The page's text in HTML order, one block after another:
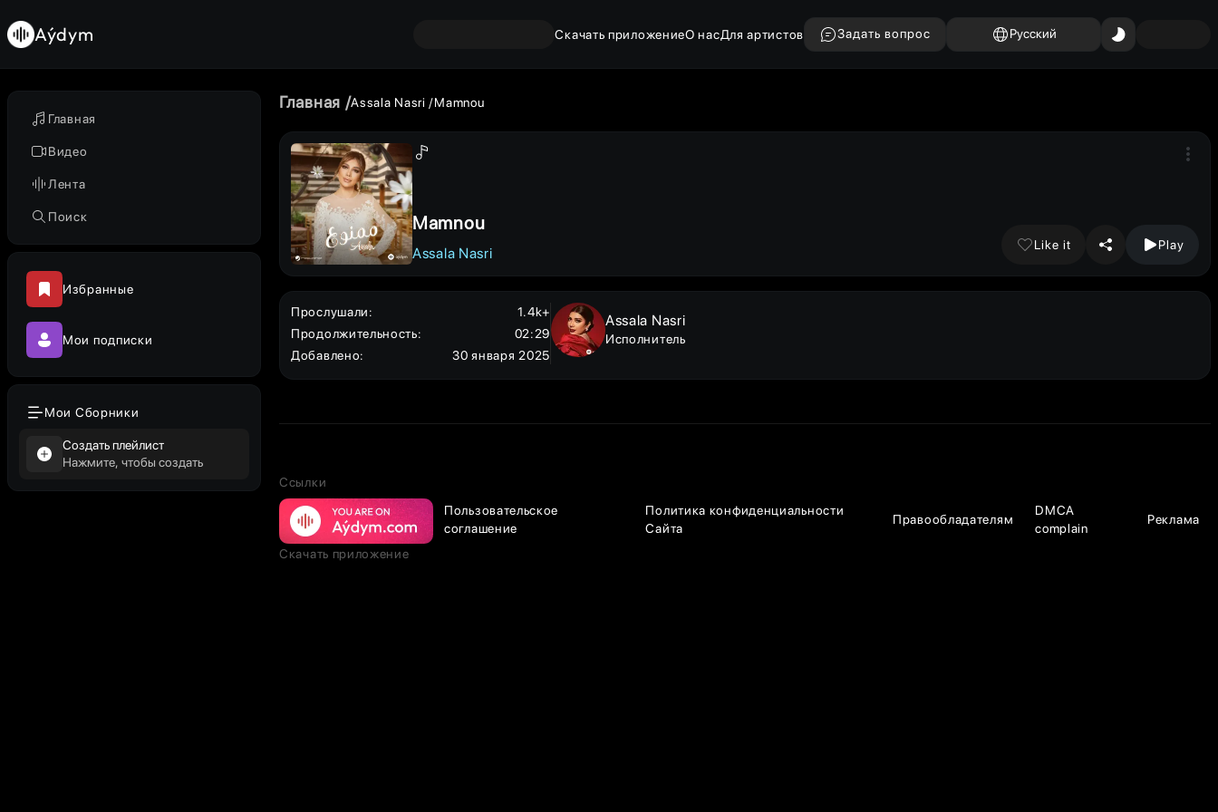
Главная
Видео
Лента
Поиск
Избранные
Мои подписки
Мои Сборники
Создать плейлист
Нажмите, чтобы создать
Aýdym Скачать приложениеО насДля артистов Задать вопрос Русский
Главная Assala Nasri Mamnou
Mamnou
Assala Nasri
Like it Play
Прослушали:
1.4k+
Продолжительность:
02:29
Добавлено: 30 января 2025
Assala Nasri
Исполнитель
Ссылки
Пользовательское
соглашение
Политика конфиденциальности
Сайта
Правообладателям
DMCA
complain
Реклама
Скачать приложение